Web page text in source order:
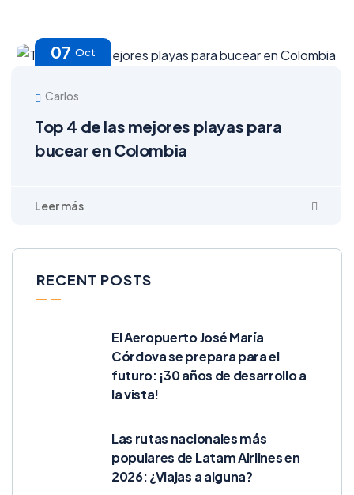
07 Oct
Carlos
Top 4 de las mejores playas para
bucear en Colombia
RECENT POSTS
El Aeropuerto José María
Córdova se prepara para el
futuro: ¡30 años de desarrollo a
la vista!
Las rutas nacionales más
populares de Latam Airlines en
2026: ¿Viajas a alguna?